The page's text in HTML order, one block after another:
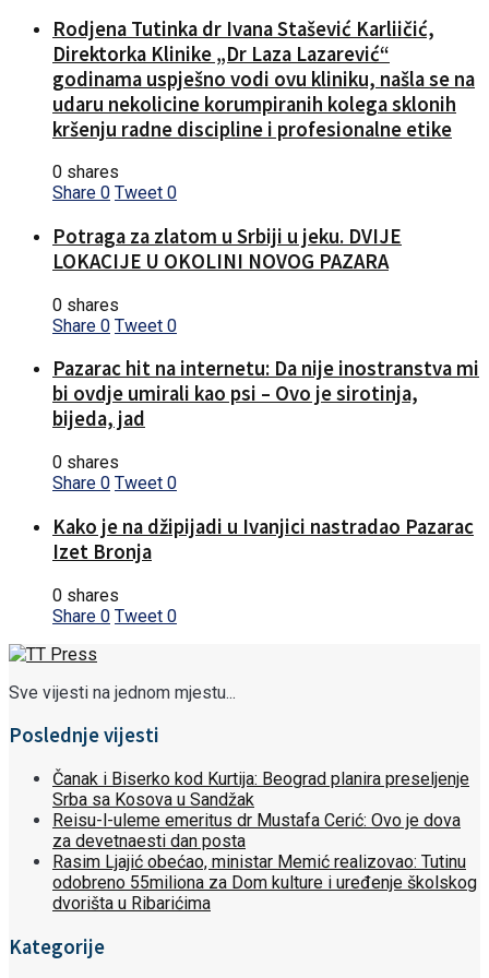
Rodjena Tutinka dr Ivana Stašević Karliičić,
Direktorka Klinike „Dr Laza Lazarević“
godinama uspješno vodi ovu kliniku, našla se na
udaru nekolicine korumpiranih kolega sklonih
kršenju radne discipline i profesionalne etike
0 shares
Share 0 Tweet 0
Potraga za zlatom u Srbiji u jeku. DVIJE
LOKACIJE U OKOLINI NOVOG PAZARA
0 shares
Share 0 Tweet 0
Pazarac hit na internetu: Da nije inostranstva mi
bi ovdje umirali kao psi – Ovo je sirotinja,
bijeda, jad
0 shares
Share 0 Tweet 0
Kako je na džipijadi u Ivanjici nastradao Pazarac
Izet Bronja
0 shares
Share 0 Tweet 0
Sve vijesti na jednom mjestu...
Poslednje vijesti
Čanak i Biserko kod Kurtija: Beograd planira preseljenje
Srba sa Kosova u Sandžak
Reisu-l-uleme emeritus dr Mustafa Cerić: Ovo je dova
za devetnaesti dan posta
Rasim Ljajić obećao, ministar Memić realizovao: Tutinu
odobreno 55miliona za Dom kulture i uređenje školskog
dvorišta u Ribarićima
Kategorije